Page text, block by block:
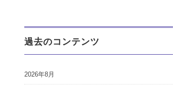
過去のコンテンツ
2026年8月